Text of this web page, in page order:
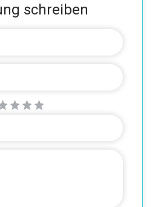
schreiben